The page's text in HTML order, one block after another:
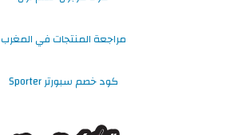
مراجعة المنتجات في المغرب
كود خصم سبورتر Sporter